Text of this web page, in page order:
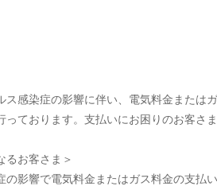
ス感染症の影響に伴い、電気料金または
っております。支払いにお困りのお客さ
るお客さま＞
の影響で電気料金またはガス料金の支払